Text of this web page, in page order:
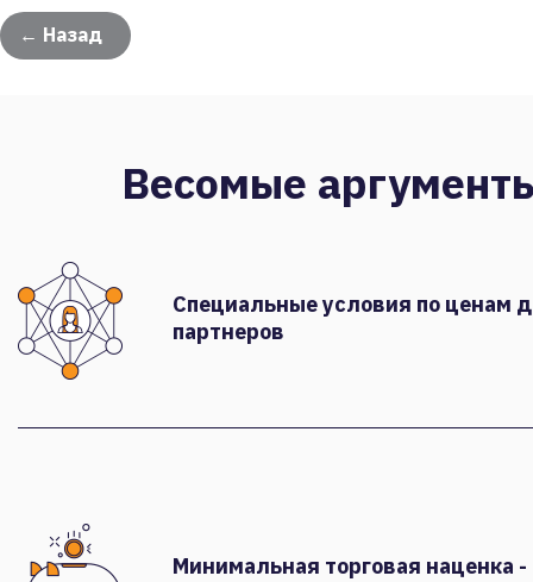
← Назад
Весомые
Специальные условия по ценам
партнеров
Минимальная торговая наценка